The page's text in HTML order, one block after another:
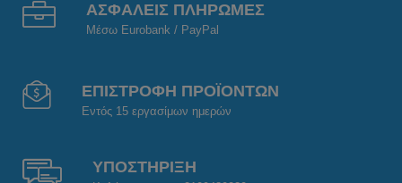
ΑΣΦΑΛΕΙΣ ΠΛΗΡΩΜΕΣ
Μέσω Eurobank / PayPal
ΕΠΙΣΤΡΟΦΗ ΠΡΟΪΟΝΤΩΝ
Εντός 15 εργασίμων ημερών
ΥΠΟΣΤΗΡΙΞΗ